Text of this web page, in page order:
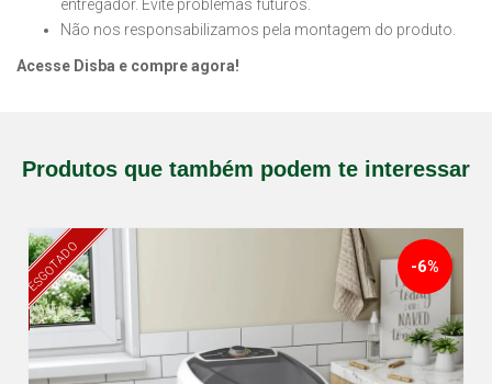
entregador. Evite problemas futuros.
Não nos responsabilizamos pela montagem do produto.
Acesse Disba e compre agora!
Produtos que também podem te interessar
ESGOTADO -6%